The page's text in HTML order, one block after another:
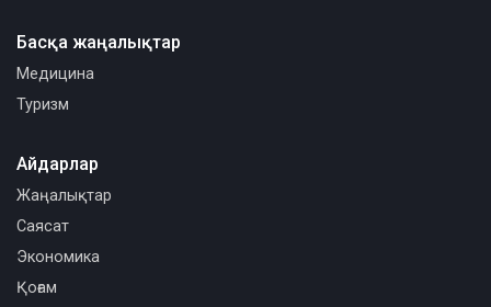
Басқа жаңалықтар
Медицина
Туризм
Айдарлар
Жаңалықтар
Саясат
Экономика
Қоғам